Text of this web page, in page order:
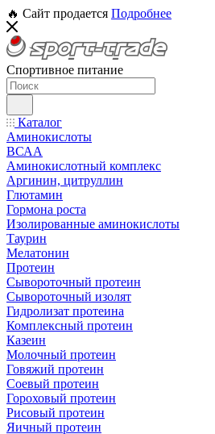
🔥 Сайт продается Подробнее
Спортивное питание
Каталог
Аминокислоты
ВСАА
Аминокислотный комплекс
Аргинин, цитруллин
Глютамин
Гормона роста
Изолированные аминокислоты
Таурин
Мелатонин
Протеин
Сывороточный протеин
Сывороточный изолят
Гидролизат протеина
Комплексный протеин
Казеин
Молочный протеин
Говяжий протеин
Соевый протеин
Гороховый протеин
Рисовый протеин
Яичный протеин